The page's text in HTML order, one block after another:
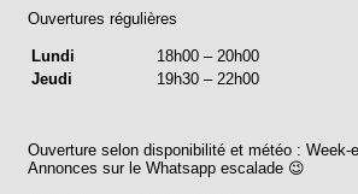
Ouvertures régulières
Lundi
18h00 – 20h00
Jeudi
19h30 – 22h00
Ouverture selon disponibilité et météo : Week-
Annonces sur le Whatsapp escalade 😉